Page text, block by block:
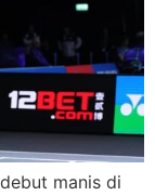
manis di